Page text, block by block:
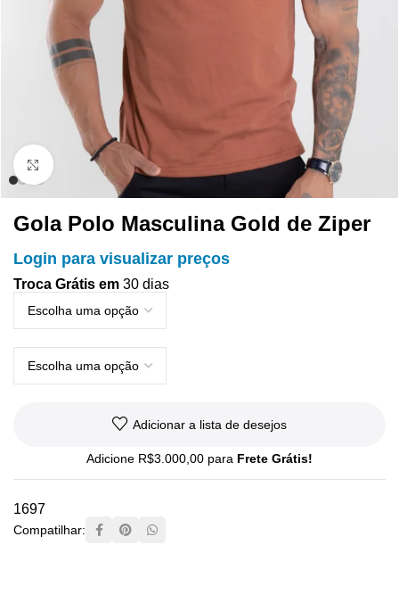
Clique para ampliar
Gola Polo Masculina Gold de Ziper
Login para visualizar preços
Troca Grátis em 30 dias
Adicionar a lista de desejos
Adicione R$3.000,00 para Frete Grátis!
1697
Compatilhar: